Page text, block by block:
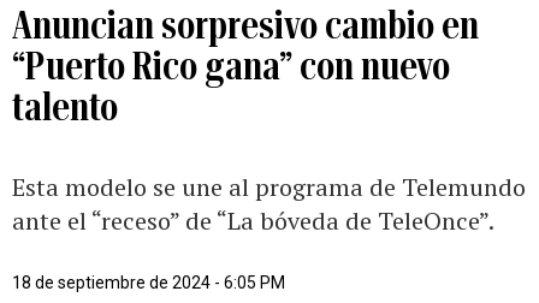
Anuncian sorpresivo cambio en
“Puerto Rico gana” con nuevo
talento
Esta modelo se une al programa de Telemundo
ante el “receso” de “La bóveda de TeleOnce”.
18 de septiembre de 2024 - 6:05 PM